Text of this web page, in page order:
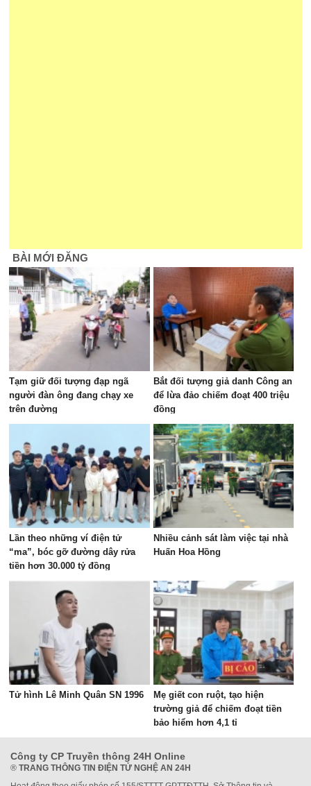
BÀI MỚI ĐĂNG
Tạm giữ đối tượng đạp ngã
người đàn ông đang chạy xe
trên đường
Bắt đối tượng giả danh Công an
để lừa đảo chiếm đoạt 400 triệu
đồng
Lần theo những ví điện tử
“ma”, bóc gỡ đường dây rửa
tiền hơn 30.000 tỷ đồng
Nhiều cảnh sát làm việc tại nhà
Huấn Hoa Hồng
Tử hình Lê Minh Quân SN 1996
Mẹ giết con ruột, tạo hiện
trường giả để chiếm đoạt tiền
bảo hiểm hơn 4,1 tỉ
Công ty CP Truyền thông 24H Online
® TRANG THÔNG TIN ĐIỆN TỬ NGHỆ AN 24H